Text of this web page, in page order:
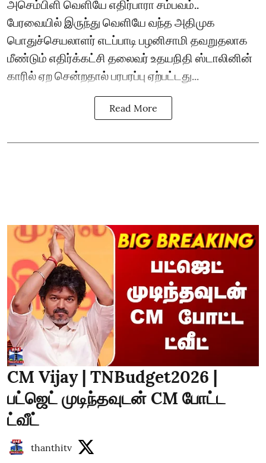
அசெம்பிளி வெளியே எதிர்பாரா சம்பவம்..
பேரவையில் இருந்து வெளியே வந்த அதிமுக
பொதுச்செயலாளர் எடப்பாடி பழனிசாமி தவறுதலாக
மீண்டும் எதிர்க்கட்சி தலைவர் உதயநிதி ஸ்டாலினின்
காரில் ஏற சென்றதால் பரபரப்பு ஏற்பட்டது...
Read More
CM Vijay | TNBudget2026 |
பட்ஜெட் முடிந்தவுடன் CM போட்ட
ட்வீட்
thanthitv